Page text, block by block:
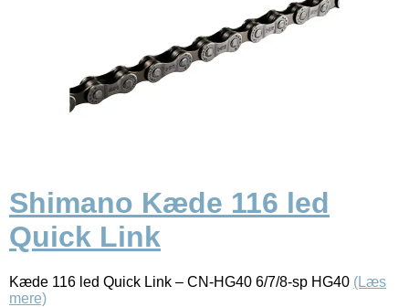
Shimano Kæde 116 led
Quick Link
Kæde 116 led Quick Link – CN-HG40 6/7/8-sp HG40 (Læs
mere)